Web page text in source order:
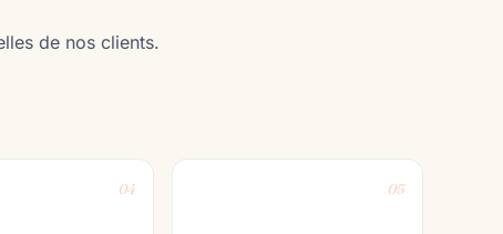
de nos clients.
04 05